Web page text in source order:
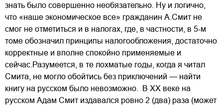
знать было совершенно необязательно. Ну и логично,
что «наше экономическое все» гражданин А.Смит не
смог не отметиться и в налогах, где, в частности, в 5-м
томе обозначил принципы налогообложения, достаточно
корректные и вполне спокойно применяемые и
сейчас.Разумеется, в те лохматые годы, когда я читал
Смита, не могло обойтись без приключений — найти
книгу на русском было невозможно. В ХХ веке на
русском Адам Смит издавался ровно 2 (два) раза (может